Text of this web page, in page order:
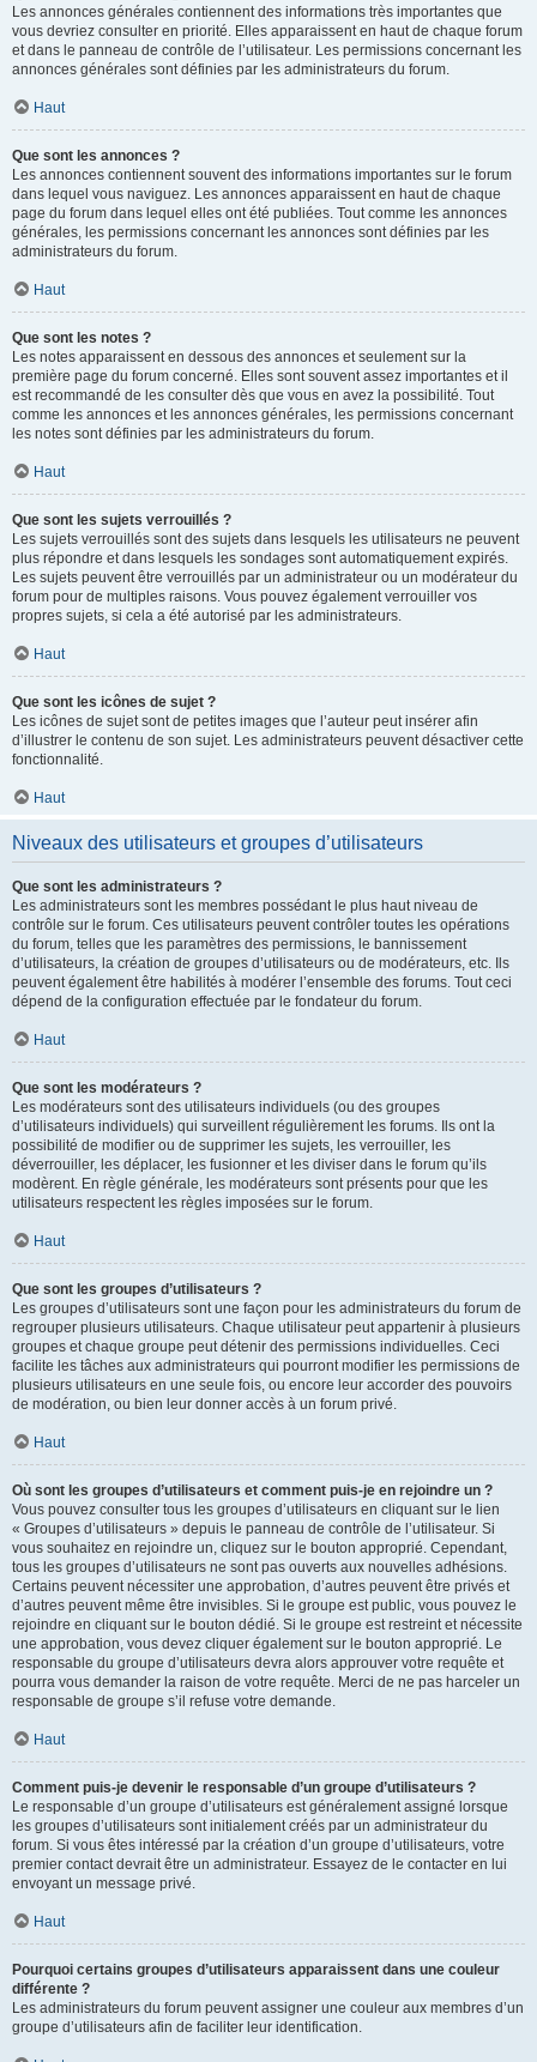
Les annonces générales contiennent des informations très importantes que
vous devriez consulter en priorité. Elles apparaissent en haut de chaque forum
et dans le panneau de contrôle de l’utilisateur. Les permissions concernant les
annonces générales sont définies par les administrateurs du forum.
Haut
Que sont les annonces ?
Les annonces contiennent souvent des informations importantes sur le forum
dans lequel vous naviguez. Les annonces apparaissent en haut de chaque
page du forum dans lequel elles ont été publiées. Tout comme les annonces
générales, les permissions concernant les annonces sont définies par les
administrateurs du forum.
Haut
Que sont les notes ?
Les notes apparaissent en dessous des annonces et seulement sur la
première page du forum concerné. Elles sont souvent assez importantes et il
est recommandé de les consulter dès que vous en avez la possibilité. Tout
comme les annonces et les annonces générales, les permissions concernant
les notes sont définies par les administrateurs du forum.
Haut
Que sont les sujets verrouillés ?
Les sujets verrouillés sont des sujets dans lesquels les utilisateurs ne peuvent
plus répondre et dans lesquels les sondages sont automatiquement expirés.
Les sujets peuvent être verrouillés par un administrateur ou un modérateur du
forum pour de multiples raisons. Vous pouvez également verrouiller vos
propres sujets, si cela a été autorisé par les administrateurs.
Haut
Que sont les icônes de sujet ?
Les icônes de sujet sont de petites images que l’auteur peut insérer afin
d’illustrer le contenu de son sujet. Les administrateurs peuvent désactiver cette
fonctionnalité.
Haut
Niveaux des utilisateurs et groupes d’utilisateurs
Que sont les administrateurs ?
Les administrateurs sont les membres possédant le plus haut niveau de
contrôle sur le forum. Ces utilisateurs peuvent contrôler toutes les opérations
du forum, telles que les paramètres des permissions, le bannissement
d’utilisateurs, la création de groupes d’utilisateurs ou de modérateurs, etc. Ils
peuvent également être habilités à modérer l’ensemble des forums. Tout ceci
dépend de la configuration effectuée par le fondateur du forum.
Haut
Que sont les modérateurs ?
Les modérateurs sont des utilisateurs individuels (ou des groupes
d’utilisateurs individuels) qui surveillent régulièrement les forums. Ils ont la
possibilité de modifier ou de supprimer les sujets, les verrouiller, les
déverrouiller, les déplacer, les fusionner et les diviser dans le forum qu’ils
modèrent. En règle générale, les modérateurs sont présents pour que les
utilisateurs respectent les règles imposées sur le forum.
Haut
Que sont les groupes d’utilisateurs ?
Les groupes d’utilisateurs sont une façon pour les administrateurs du forum de
regrouper plusieurs utilisateurs. Chaque utilisateur peut appartenir à plusieurs
groupes et chaque groupe peut détenir des permissions individuelles. Ceci
facilite les tâches aux administrateurs qui pourront modifier les permissions de
plusieurs utilisateurs en une seule fois, ou encore leur accorder des pouvoirs
de modération, ou bien leur donner accès à un forum privé.
Haut
Où sont les groupes d’utilisateurs et comment puis-je en rejoindre un ?
Vous pouvez consulter tous les groupes d’utilisateurs en cliquant sur le lien
« Groupes d’utilisateurs » depuis le panneau de contrôle de l’utilisateur. Si
vous souhaitez en rejoindre un, cliquez sur le bouton approprié. Cependant,
tous les groupes d’utilisateurs ne sont pas ouverts aux nouvelles adhésions.
Certains peuvent nécessiter une approbation, d’autres peuvent être privés et
d’autres peuvent même être invisibles. Si le groupe est public, vous pouvez le
rejoindre en cliquant sur le bouton dédié. Si le groupe est restreint et nécessite
une approbation, vous devez cliquer également sur le bouton approprié. Le
responsable du groupe d’utilisateurs devra alors approuver votre requête et
pourra vous demander la raison de votre requête. Merci de ne pas harceler un
responsable de groupe s’il refuse votre demande.
Haut
Comment puis-je devenir le responsable d’un groupe d’utilisateurs ?
Le responsable d’un groupe d’utilisateurs est généralement assigné lorsque
les groupes d’utilisateurs sont initialement créés par un administrateur du
forum. Si vous êtes intéressé par la création d’un groupe d’utilisateurs, votre
premier contact devrait être un administrateur. Essayez de le contacter en lui
envoyant un message privé.
Haut
Pourquoi certains groupes d’utilisateurs apparaissent dans une couleur
différente ?
Les administrateurs du forum peuvent assigner une couleur aux membres d’un
groupe d’utilisateurs afin de faciliter leur identification.